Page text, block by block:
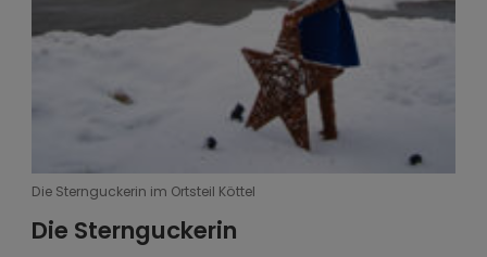
Die Sternguckerin im Ortsteil Köttel
Die Sternguckerin